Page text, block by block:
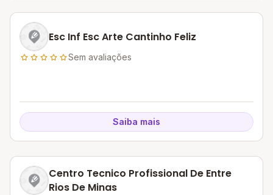
Esc Inf Esc Arte Cantinho Feliz
Sem avaliações
Saiba mais
Centro Tecnico Profissional De Entre
Rios De Minas